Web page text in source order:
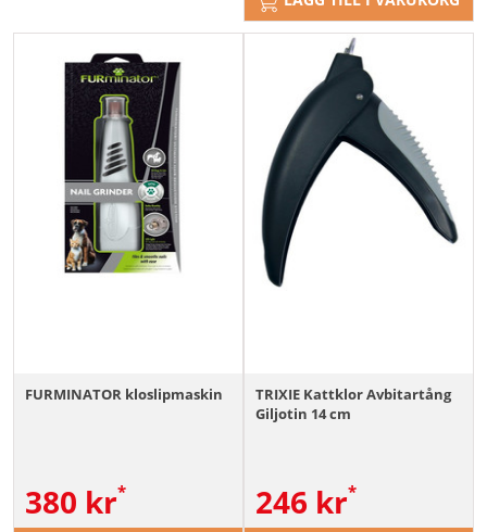
FURMINATOR kloslipmaskin
380 kr
TRIXIE Kattklor Avbitartång
Giljotin 14 cm
246 kr